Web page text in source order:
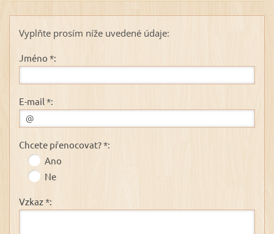
Vyplňte prosím níže uvedené údaje:
Jméno *:
E-mail *:
Chcete přenocovat? *:
Ano
Ne
Vzkaz *: